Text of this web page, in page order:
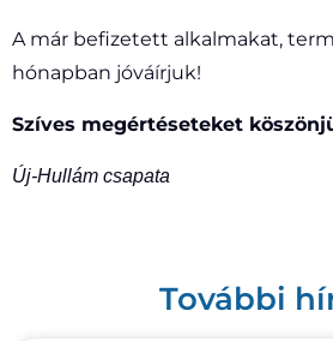
A már befizetett alkalmakat,
hónapban jóváírjuk!
Szíves megértéseteket
Új-Hullám csapata
További